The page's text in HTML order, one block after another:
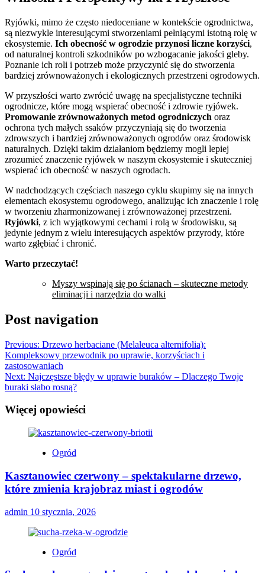
Ryjówki, mimo że często niedoceniane w kontekście ogrodnictwa,
są niezwykle interesującymi stworzeniami pełniącymi istotną rolę w
ekosystemie. Ich obecność w ogrodzie przynosi liczne korzyści,
od naturalnej kontroli szkodników po wzbogacanie jakości gleby.
Poznanie ich roli i potrzeb może przyczynić się do stworzenia
bardziej zrównoważonych i ekologicznych przestrzeni ogrodowych.
W przyszłości warto zwrócić uwagę na specjalistyczne techniki
ogrodnicze, które mogą wspierać obecność i zdrowie ryjówek.
Promowanie zrównoważonych metod ogrodniczych oraz
ochrona tych małych ssaków przyczyniają się do tworzenia
zdrowszych i bardziej zrównoważonych ogrodów oraz środowisk
naturalnych. Dzięki takim działaniom będziemy mogli lepiej
zrozumieć znaczenie ryjówek w naszym ekosystemie i skuteczniej
wspierać ich obecność w naszych ogrodach.
W nadchodzących częściach naszego cyklu skupimy się na innych
elementach ekosystemu ogrodowego, analizując ich znaczenie i rolę
w tworzeniu zharmonizowanej i zrównoważonej przestrzeni.
Ryjówki, z ich wyjątkowymi cechami i rolą w środowisku, są
jedynie jednym z wielu interesujących aspektów przyrody, które
warto zgłębiać i chronić.
Warto przeczytać!
Myszy wspinają się po ścianach – skuteczne metody
eliminacji i narzędzia do walki
Post navigation
Previous: Drzewo herbaciane (Melaleuca alternifolia):
Kompleksowy przewodnik po uprawie, korzyściach i
zastosowaniach
Next: Najczęstsze błędy w uprawie buraków – Dlaczego Twoje
buraki słabo rosną?
Więcej opowieści
Ogród
Kasztanowiec czerwony – spektakularne drzewo,
które zmienia krajobraz miast i ogrodów
admin 10 stycznia, 2026
Ogród